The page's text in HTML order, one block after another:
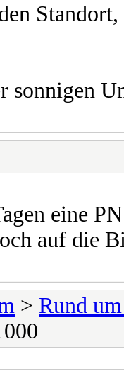
sonnigen
eine
auf die
> Rund